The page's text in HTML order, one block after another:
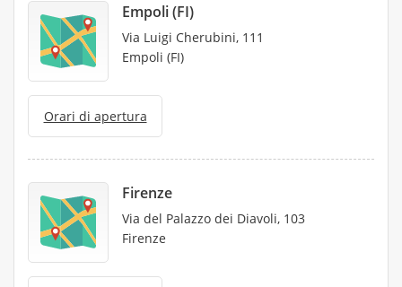
Empoli (FI)
Via Luigi Cherubini, 111
Empoli (FI)
Orari di apertura
Firenze
Via del Palazzo dei Diavoli, 103
Firenze